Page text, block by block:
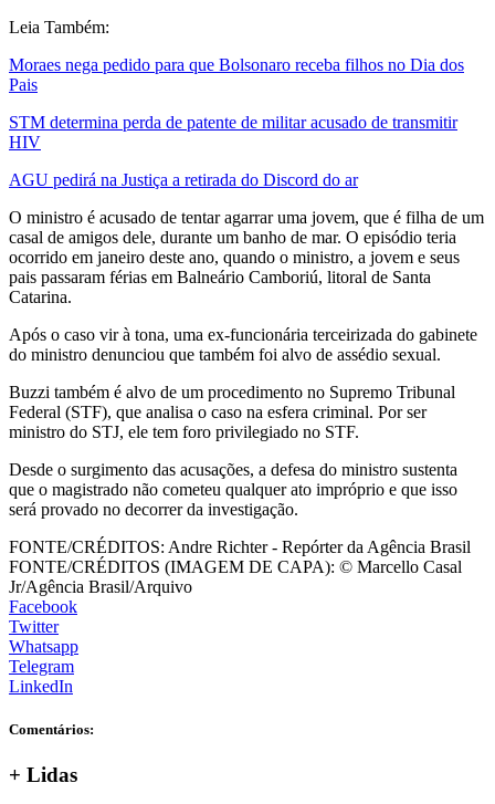
Leia Também:
Moraes nega pedido para que Bolsonaro receba filhos no Dia dos
Pais
STM determina perda de patente de militar acusado de transmitir
HIV
AGU pedirá na Justiça a retirada do Discord do ar
O ministro é acusado de tentar agarrar uma jovem, que é filha de um
casal de amigos dele, durante um banho de mar. O episódio teria
ocorrido em janeiro deste ano, quando o ministro, a jovem e seus
pais passaram férias em Balneário Camboriú, litoral de Santa
Catarina.
Após o caso vir à tona, uma ex-funcionária terceirizada do gabinete
do ministro denunciou que também foi alvo de assédio sexual.
Buzzi também é alvo de um procedimento no Supremo Tribunal
Federal (STF), que analisa o caso na esfera criminal. Por ser
ministro do STJ, ele tem foro privilegiado no STF.
Desde o surgimento das acusações, a defesa do ministro sustenta
que o magistrado não cometeu qualquer ato impróprio e que isso
será provado no decorrer da investigação.
FONTE/CRÉDITOS: Andre Richter - Repórter da Agência Brasil
FONTE/CRÉDITOS (IMAGEM DE CAPA): © Marcello Casal
Jr/Agência Brasil/Arquivo
Facebook
Twitter
Whatsapp
Telegram
LinkedIn
Comentários:
+ Lidas